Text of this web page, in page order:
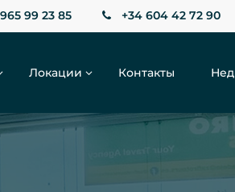
99 23 85 +34 604 42 72 90
Локации Контакты